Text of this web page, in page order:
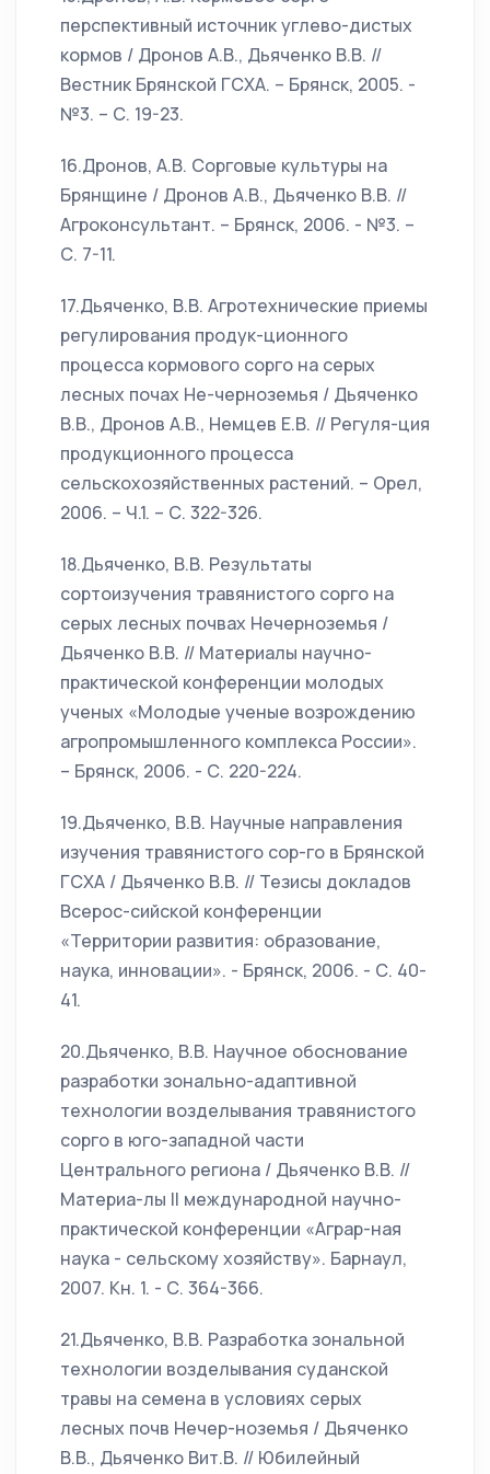
перспективный источник углево-дистых
кормов / Дронов А.В., Дьяченко В.В. //
Вестник Брянской ГСХА. – Брянск, 2005. -
№3. – С. 19-23.
16.Дронов, А.В. Сорговые культуры на
Брянщине / Дронов А.В., Дьяченко В.В. //
Агроконсультант. – Брянск, 2006. - №3. –
С. 7-11.
17.Дьяченко, В.В. Агротехнические приемы
регулирования продук-ционного
процесса кормового сорго на серых
лесных почах Не-черноземья / Дьяченко
В.В., Дронов А.В., Немцев Е.В. // Регуля-ция
продукционного процесса
сельскохозяйственных растений. – Орел,
2006. – Ч.1. – С. 322-326.
18.Дьяченко, В.В. Результаты
сортоизучения травянистого сорго на
серых лесных почвах Нечерноземья /
Дьяченко В.В. // Материалы научно-
практической конференции молодых
ученых «Молодые ученые возрождению
агропромышленного комплекса России».
– Брянск, 2006. - С. 220-224.
19.Дьяченко, В.В. Научные направления
изучения травянистого сор-го в Брянской
ГСХА / Дьяченко В.В. // Тезисы докладов
Всерос-сийской конференции
«Территории развития: образование,
наука, инновации». - Брянск, 2006. - С. 40-
41.
20.Дьяченко, В.В. Научное обоснование
разработки зонально-адаптивной
технологии возделывания травянистого
сорго в юго-западной части
Центрального региона / Дьяченко В.В. //
Материа-лы II международной научно-
практической конференции «Аграр-ная
наука - сельскому хозяйству». Барнаул,
2007. Кн. 1. - С. 364-366.
21.Дьяченко, В.В. Разработка зональной
технологии возделывания суданской
травы на семена в условиях серых
лесных почв Нечер-ноземья / Дьяченко
В.В., Дьяченко Вит.В. // Юбилейный